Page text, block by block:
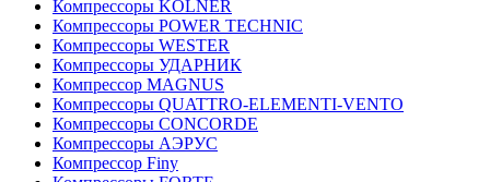
Компрессоры KOLNER
Компрессоры POWER TECHNIC
Компрессоры WESTER
Компрессоры УДАРНИК
Компрессор MAGNUS
Компрессоры QUATTRO-ELEMENTI-VENTO
Компрессоры CONCORDE
Компрессоры АЭРУС
Компрессор Finy